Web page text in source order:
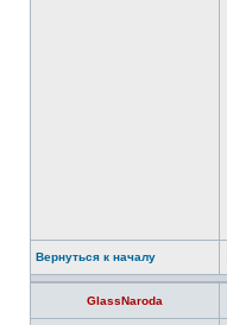
Вернуться к началу
GlassNaroda